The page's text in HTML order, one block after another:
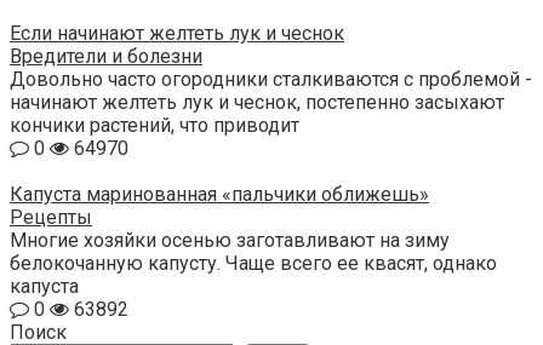
Если начинают желтеть лук и чеснок
Вредители и болезни
Довольно часто огородники сталкиваются с проблемой -
начинают желтеть лук и чеснок, постепенно засыхают
кончики растений, что приводит
0
64970
Капуста маринованная «пальчики оближешь»
Рецепты
Многие хозяйки осенью заготавливают на зиму
белокочанную капусту. Чаще всего ее квасят, однако
капуста
0
63892
Поиск